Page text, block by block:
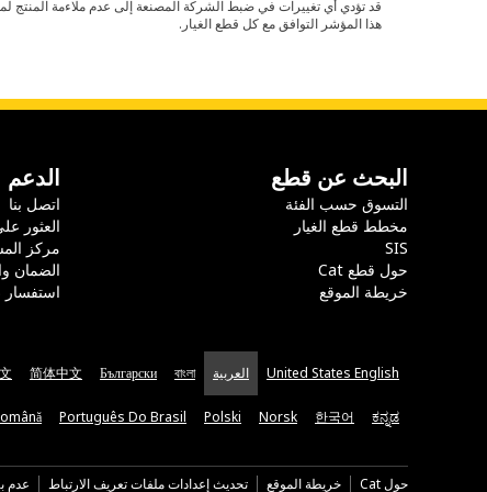
هذا المؤشر التوافق مع كل قطع الغيار.
البحث عن قطع
التسوق حسب الفئة
مخطط قطع الغيار
SIS
حول قطع Cat
خريطة الموقع
الدعم
اتصل بنا
العثور
مركز
الضمان
United States English العربية বাংলা
Български
简体中文
ಕನ್ನಡ
한국어
Norsk
Polski
Português Do Brasil
حول Cat خريطة الموقع تحديث إعدادات ملفات تعريف الارتباط عدم